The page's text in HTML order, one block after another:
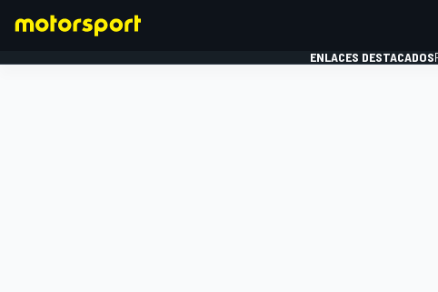
ENLACES DESTACADOS